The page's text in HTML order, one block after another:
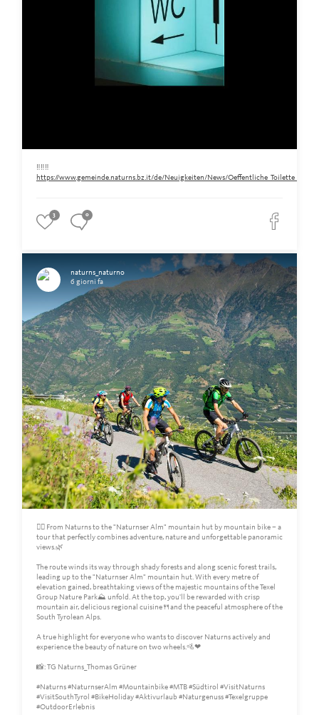
‼️‼️‼️
https://www.gemeinde.naturns.bz.it/de/Neuigkeiten/News/
3 0
naturns_naturno
6 giorni fa
🚵‍♀️ From Naturns to the "Naturnser Alm" mountain hut by mountain bike – a
tour that perfectly combines adventure, nature and unforgettable panoramic
views.🌿
The route winds its way through shady forests and along scenic forest trails,
leading up to the "Naturnser Alm" mountain hut. With every metre of
elevation gained, breathtaking views of the majestic mountains of the Texel
Group Nature Park⛰️ unfold. At the top, you'll be rewarded with crisp
mountain air, delicious regional cuisine🍴and the peaceful atmosphere of the
South Tyrolean Alps.
A true highlight for everyone who wants to discover Naturns actively and
experience the beauty of nature on two wheels.🚵❤
📸: TG Naturns_Thomas Grüner
#Naturns #NaturnserAlm #Mountainbike #MTB #Südtirol #VisitNaturns
#VisitSouthTyrol #BikeHoliday #Aktivurlaub #Naturgenuss #Texelgruppe
#OutdoorErlebnis